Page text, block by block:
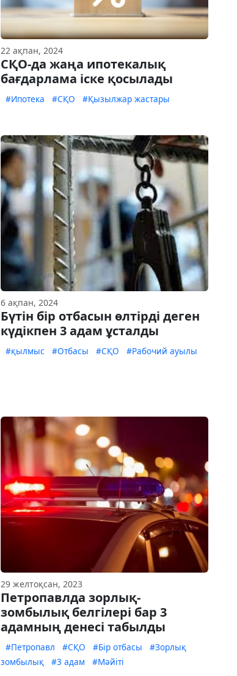
22 ақпан, 2024
СҚО-да жаңа ипотекалық
бағдарлама іске қосылады
#Ипотека #СҚО #Қызылжар жастары
6 ақпан, 2024
Бүтін бір отбасын өлтірді деген
күдікпен 3 адам ұсталды
#қылмыс #Отбасы #СҚО #Рабочий ауылы
29 желтоқсан, 2023
Петропавлда зорлық-
зомбылық белгілері бар 3
адамның денесі табылды
#Петропавл #СҚО #Бір отбасы
#Зорлық
зомбылық
#3 адам #Мәйіті